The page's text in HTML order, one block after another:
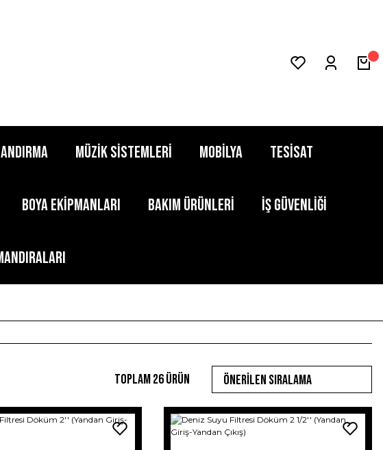
MÜZİK SİSTEMLERİ MOBİLYA TESİSAT
BOYA EKİPMANLARI BAKIM ÜRÜNLERİ İŞ GÜVENLİĞİ
Toplam 26 ürün